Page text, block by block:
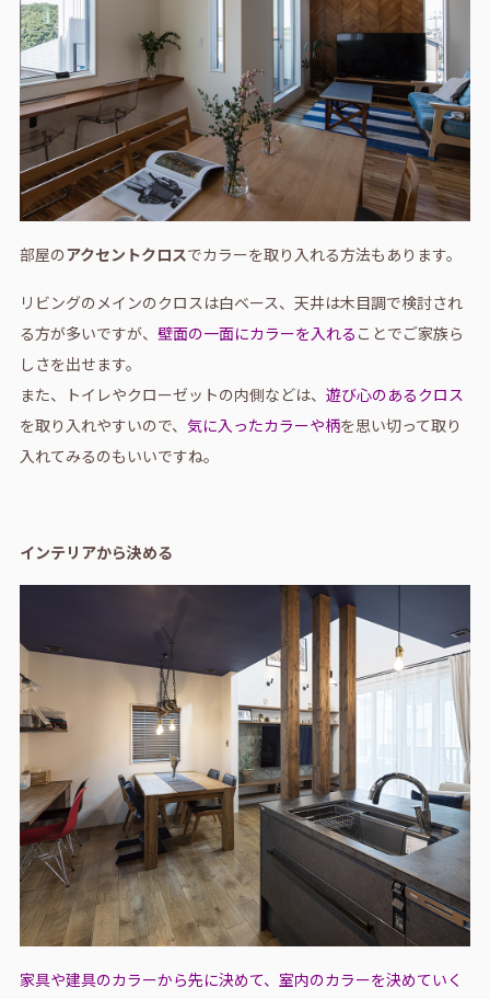
部屋のアクセントクロスでカラーを取り入れる方法もあります。
リビングのメインのクロスは白ベース、天井は木目調で検討され
る方が多いですが、 壁面の一面にカラーを入れる ことでご家族ら
しさを出せます。
また、トイレやクローゼットの内側などは、 遊び心のあるクロス
を取り入れやすいので、 気に入ったカラーや柄を思い切って取り
入れてみるのもいいですね。
インテリアから決める
家具や建具のカラーから先に決めて、室内のカラーを決めていく